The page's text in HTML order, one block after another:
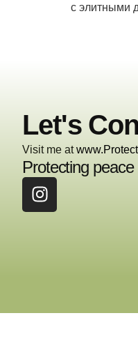
с элитными
Let's
Visit me at
Protecting peace